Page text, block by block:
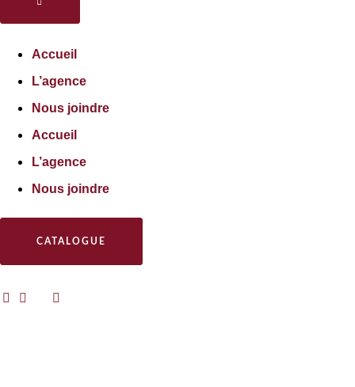
Accueil
L’agence
Nous joindre
Accueil
L’agence
Nous joindre
CATALOGUE